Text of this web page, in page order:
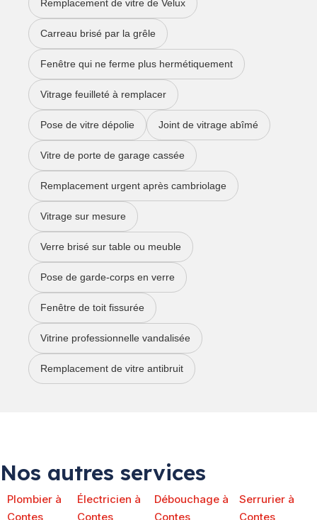
Remplacement de vitre de Velux
Carreau brisé par la grêle
Fenêtre qui ne ferme plus hermétiquement
Vitrage feuilleté à remplacer
Pose de vitre dépolie Joint de vitrage abîmé
Vitre de porte de garage cassée
Remplacement urgent après cambriolage
Vitrage sur mesure
Verre brisé sur table ou meuble
Pose de garde-corps en verre
Fenêtre de toit fissurée
Vitrine professionnelle vandalisée
Remplacement de vitre antibruit
Nos autres services
Plombier à
Contes
Électricien à
Contes
Débouchage à
Contes
Serrurier à
Contes